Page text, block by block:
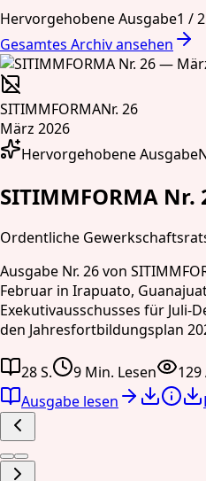
Hervorgehobene Ausgabe1 /2
Gesamtes Archiv ansehen
SITIMMFORMANr. 26
März 2026
Hervorgehobene Ausgabe
SITIMMFORMA
Ordentliche
Ausgabe Nr. 26 von
Februar in Irapuato,
Exekutivausschusses für Juli-
den Jahresfortbildungsplan
28 S. 9 Min. Lesen
Ausgabe lesen